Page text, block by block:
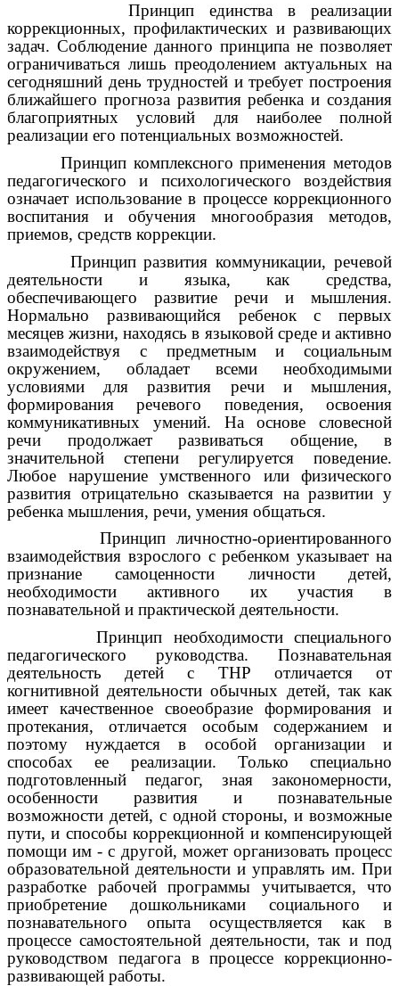
Принцип единства в реализации
коррекционных, профилактических и развивающих
задач. Соблюдение данного принципа не позволяет
ограничиваться лишь преодолением актуальных на
сегодняшний день трудностей и требует построения
ближайшего прогноза развития ребенка и создания
благоприятных условий для наиболее полной
реализации его потенциальных возможностей.
Принцип комплексного применения методов
педагогического и психологического воздействия
означает использование в процессе коррекционного
воспитания и обучения многообразия методов,
приемов, средств коррекции.
Принцип развития коммуникации, речевой
деятельности и языка, как средства,
обеспечивающего развитие речи и мышления.
Нормально развивающийся ребенок с первых
месяцев жизни, находясь в языковой среде и активно
взаимодействуя с предметным и социальным
окружением, обладает всеми необходимыми
условиями для развития речи и мышления,
формирования речевого поведения, освоения
коммуникативных умений. На основе словесной
речи продолжает развиваться общение, в
значительной степени регулируется поведение.
Любое нарушение умственного или физического
развития отрицательно сказывается на развитии у
ребенка мышления, речи, умения общаться.
Принцип личностно-ориентированного
взаимодействия взрослого с ребенком указывает на
признание самоценности личности детей,
необходимости активного их участия в
познавательной и практической деятельности.
Принцип необходимости специального
педагогического руководства. Познавательная
деятельность детей с ТНР отличается от
когнитивной деятельности обычных детей, так как
имеет качественное своеобразие формирования и
протекания, отличается особым содержанием и
поэтому нуждается в особой организации и
способах ее реализации. Только специально
подготовленный педагог, зная закономерности,
особенности развития и познавательные
возможности детей, с одной стороны, и возможные
пути, и способы коррекционной и компенсирующей
помощи им - с другой, может организовать процесс
образовательной деятельности и управлять им. При
разработке рабочей программы учитывается, что
приобретение дошкольниками социального и
познавательного опыта осуществляется как в
процессе самостоятельной деятельности, так и под
руководством педагога в процессе коррекционно-
развивающей работы.